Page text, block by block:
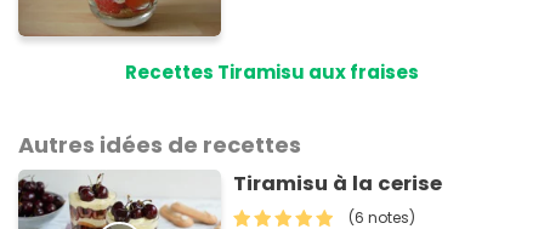
Recettes Tiramisu aux fraises
Autres idées de recettes
Tiramisu à la cerise
(6 notes)